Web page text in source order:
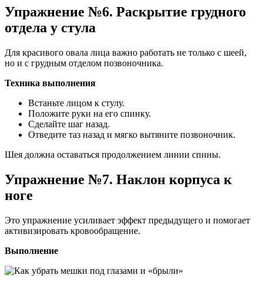
Упражнение №6. Раскрытие грудного
отдела у стула
Для красивого овала лица важно работать не только с шеей,
но и с грудным отделом позвоночника.
Техника выполнения
Встаньте лицом к стулу.
Положите руки на его спинку.
Сделайте шаг назад.
Отведите таз назад и мягко вытяните позвоночник.
Шея должна оставаться продолжением линии спины.
Упражнение №7. Наклон корпуса к
ноге
Это упражнение усиливает эффект предыдущего и помогает
активизировать кровообращение.
Выполнение